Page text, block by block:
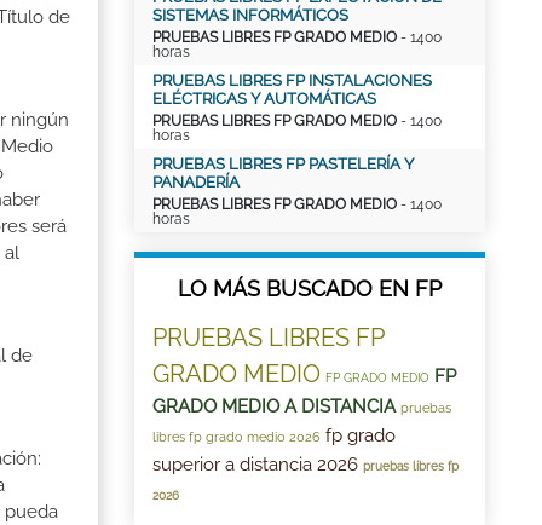
de
ningún
será
al
de
pueda
SISTEMAS INFORMÁTICOS
PRUEBAS LIBRES FP GRADO MEDIO - 1400
horas
PRUEBAS LIBRES FP INSTALACIONES
ELÉCTRICAS Y AUTOMÁTICAS
PRUEBAS LIBRES FP GRADO MEDIO - 1400
horas
PRUEBAS LIBRES FP PASTELERÍA Y
PANADERÍA
PRUEBAS LIBRES FP GRADO MEDIO - 1400
horas
LO MÁS BUSCADO EN FP
PRUEBAS LIBRES FP
GRADO MEDIO FP GRADO MEDIO FP
GRADO MEDIO A DISTANCIA pruebas
libres fp grado medio 2026 fp grado
superior a distancia 2026 pruebas libres fp
2026